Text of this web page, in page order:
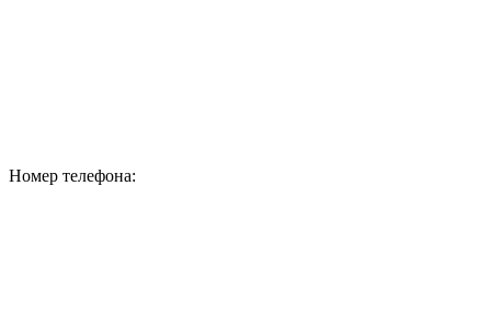
Номер телефона: